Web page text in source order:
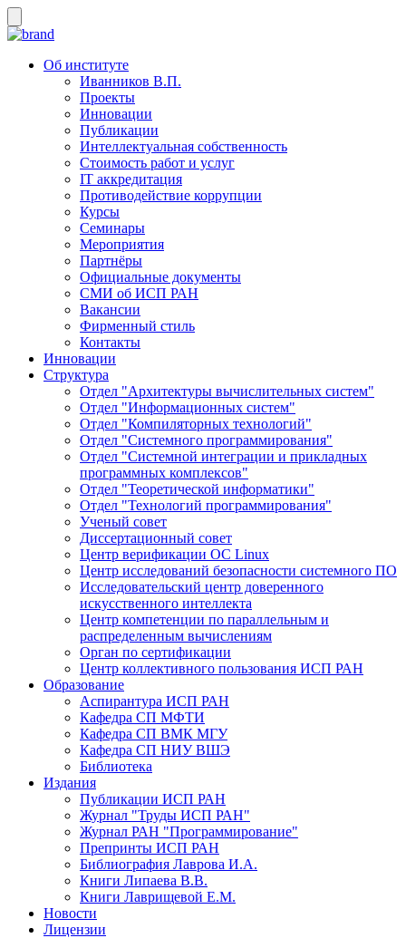
Об институте
Иванников В.П.
Проекты
Инновации
Публикации
Интеллектуальная собственность
Стоимость работ и услуг
IT аккредитация
Противодействие коррупции
Курсы
Семинары
Мероприятия
Партнёры
Официальные документы
СМИ об ИСП РАН
Вакансии
Фирменный стиль
Контакты
Инновации
Структура
Отдел "Архитектуры вычислительных систем"
Отдел "Информационных систем"
Отдел "Компиляторных технологий"
Отдел "Системного программирования"
Отдел "Системной интеграции и прикладных
программных комплексов"
Отдел "Теоретической информатики"
Отдел "Технологий программирования"
Ученый совет
Диссертационный совет
Центр верификации ОС Linux
Центр исследований безопасности системного ПО
Исследовательский центр доверенного
искусственного интеллекта
Центр компетенции по параллельным и
распределенным вычислениям
Орган по сертификации
Центр коллективного пользования ИСП РАН
Образование
Аспирантура ИСП РАН
Кафедра СП МФТИ
Кафедра СП ВМК МГУ
Кафедра СП НИУ ВШЭ
Библиотека
Издания
Публикации ИСП РАН
Журнал "Труды ИСП РАН"
Журнал РАН "Программирование"
Препринты ИСП РАН
Библиография Лаврова И.А.
Книги Липаева В.В.
Книги Лаврищевой Е.М.
Новости
Лицензии